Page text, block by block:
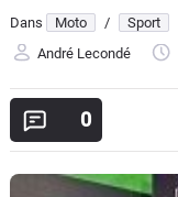
Equipement
Forum
Scooters
Dans Moto /
Sport
André Lecondé
0